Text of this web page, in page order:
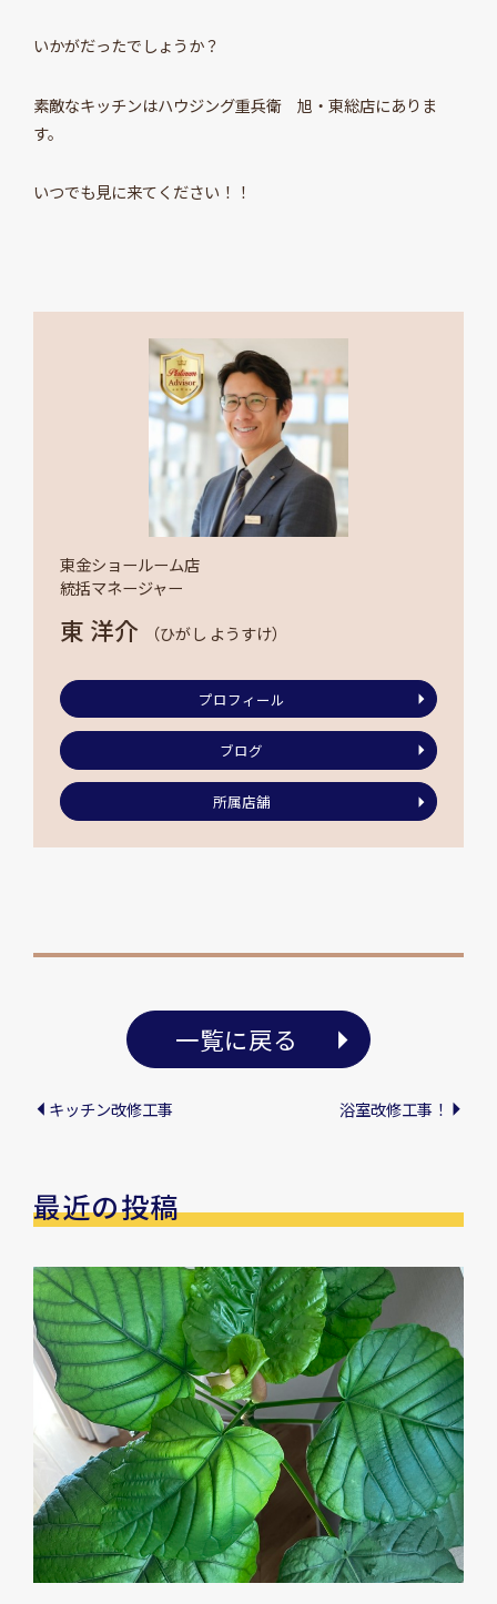
いかがだったでしょうか？
素敵なキッチンはハウジング重兵衛 旭・東総店にありま
す。
いつでも見に来てください！！
東金ショールーム店
統括マネージャー
東 洋介 （ひがし ようすけ）
プロフィール
ブログ
所属店舗
一覧に戻る
キッチン改修工事 浴室改修工事！
最近の投稿